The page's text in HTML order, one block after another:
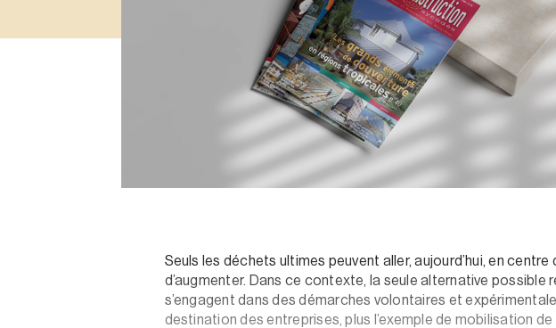
Seuls les déchets ultimes peuvent aller, aujourd’hui, en
d’augmenter. Dans ce contexte, la seule alternative
s’engagent dans des démarches volontaires et
destination des entreprises, plus l’exemple de mobilisation